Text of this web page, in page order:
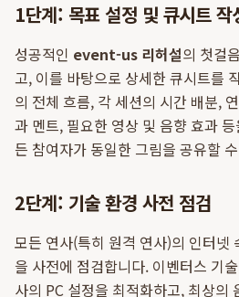
1단계: 목표 설정 및 큐시트 작
성공적인 event-us 리허설의 첫걸
고, 이를 바탕으로 상세한 큐시트를
의 전체 흐름, 각 세션의 시간 배분,
과 멘트, 필요한 영상 및 음향 효과
든 참여자가 동일한 그림을 공유할
2단계: 기술 환경 사전 점검
모든 연사(특히 원격 연사)의 인터넷
을 사전에 점검합니다. 이벤터스 기
사의 PC 설정을 최적화하고, 최상의